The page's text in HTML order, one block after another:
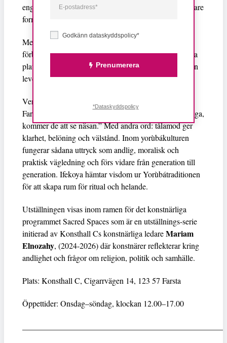
engagerar flera sinnen försöker jag förankra oss i djupare
former av medvetande.
Med min konst vill jag skapa en djupare känsla av
förbindelse, tillhörighet och medvetenhet – och gestalta
platser där frigörelse och tillflykt inte bara är ideal, utan
levda erfarenheter.”
Verket har fått sin titel från Yorùbáordspråket Toju Ba
Farabale, vilket översätts som: ”Om ögonen är tålmodiga,
kommer de att se näsan.” Med andra ord: tålamod ger
klarhet, belöning och välstånd. Inom yorùbákulturen
fungerar sådana uttryck som andlig, moralisk och
praktisk vägledning och förs vidare från generation till
generation. Ifekoya hämtar visdom ur Yorùbátraditionen
för att skapa rum för ritual och helande.
Utställningen visas inom ramen för det konstnärliga
programmet Sacred Spaces som är en utställnings-serie
initierad av Konsthall Cs konstnärliga ledareMariam
Elnozahy, (2024-2026) där konstnärer reflekterar kring
andlighet och frågor om religion, politik och samhälle.
Plats: Konsthall C, Cigarrvägen 14, 123 57 Farsta
Öppettider: Onsdag–söndag, klockan 12.00–17.00
Godkänn dataskyddspolicy*
Prenumerera
*Dataskyddspolicy